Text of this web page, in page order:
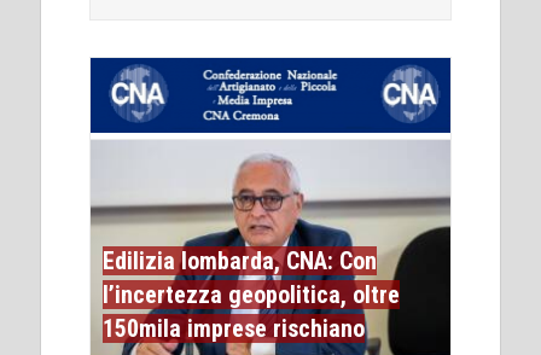
Edilizia lombarda, CNA: Con
l’incertezza geopolitica, oltre
150mila imprese rischiano